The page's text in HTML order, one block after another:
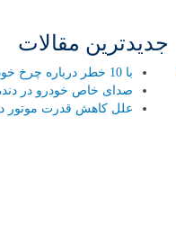
جدیدترین مقالات
با 10 خطر درباره چرخ خودرو که میتواند هر راننده ای را تهدید کند آشنا شوید!
صدای خاص خودرو در
علل کاهش قدرت موتور